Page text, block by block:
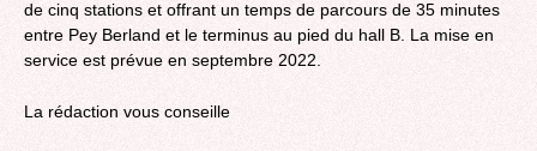
de cinq stations et offrant un temps de parcours de 35 minutes
entre Pey Berland et le terminus au pied du hall B. La mise en
service est prévue en septembre 2022.
La rédaction vous conseille